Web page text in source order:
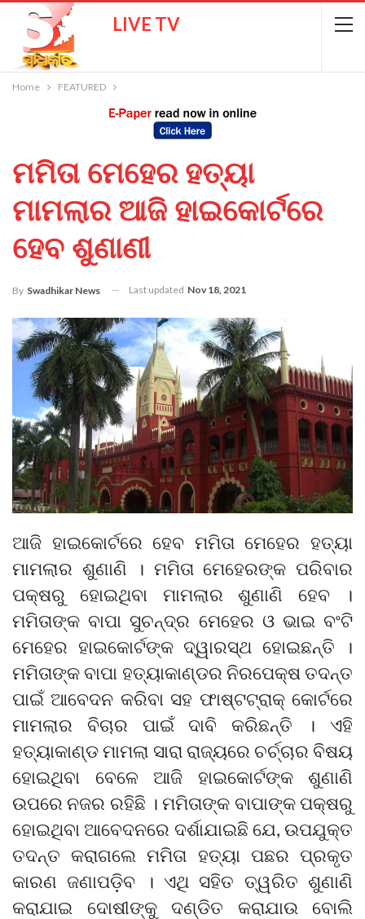
LIVE TV
Home FEATURED
ମମିତା ମେହେର ହତ୍ୟା
ମାମଲାର ଆଜି ହାଇକୋର୍ଟରେ
ହେବ ଶୁଣାଣୀ
By Swadhikar News Last updated Nov 18, 2021
ଆଜି ହାଇକୋର୍ଟରେ ହେବ ମମିତା ମେହେର ହତ୍ୟା
ମାମଲାର ଶୁଣାଣି । ମମିତା ମେହେରଙ୍କ ପରିବାର
ପକ୍ଷରୁ ହୋଇଥିବା ମାମଲାର ଶୁଣାଣି ହେବ ।
ମମିତାଙ୍କ ବାପା ସୁଚନ୍ଦ୍ର ମେହେର ଓ ଭାଇ ବଂଟି
ମେହେର ହାଇକୋର୍ଟଙ୍କ ଦ୍ୱାରସ୍ଥ ହୋଇଛନ୍ତି ।
ମମିତାଙ୍କ ବାପା ହତ୍ୟାକାଣ୍ଡର ନିରପେକ୍ଷ ତଦନ୍ତ
ପାଇଁ ଆବେଦନ କରିବା ସହ ଫାଷ୍ଟଟ୍ରାକ୍ କୋର୍ଟରେ
ମାମଲାର ବିଚାର ପାଇଁ ଦାବି କରିଛନ୍ତି । ଏହି
ହତ୍ୟାକାଣ୍ଡ ମାମଲା ସାରା ରାଜ୍ୟରେ ଚର୍ଚ୍ଚାର ବିଷୟ
ହୋଇଥିବା ବେଳେ ଆଜି ହାଇକୋର୍ଟଙ୍କ ଶୁଣାଣି
ଉପରେ ନଜର ରହିଛି । ମମିତାଙ୍କ ବାପାଙ୍କ ପକ୍ଷରୁ
ହୋଇଥିବା ଆବେଦନରେ ଦର୍ଶାଯାଇଛି ଯେ, ଉପଯୁକ୍ତ
ତଦନ୍ତ କରାଗଲେ ମମିତା ହତ୍ୟା ପଛର ପ୍ରକୃତ
କାରଣ ଜଣାପଡ଼ିବ । ଏଥି ସହିତ ତ୍ୱରିତ ଶୁଣାଣି
କରାଯାଇ ଦୋଷୀଙ୍କୁ ଦଣ୍ଡିତ କରାଯାଉ ବୋଲି